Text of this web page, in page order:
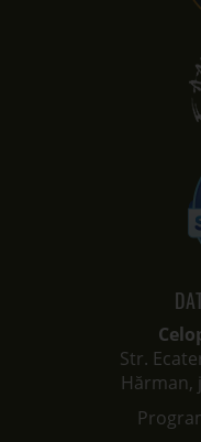
Str.
Hărman,